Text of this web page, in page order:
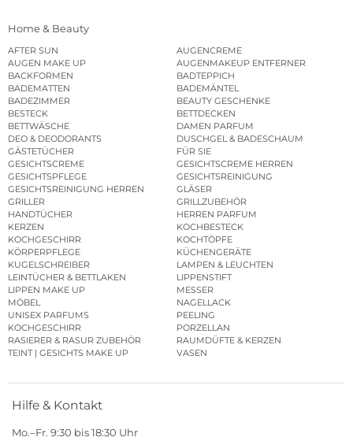
Home & Beauty
AFTER SUN
AUGENCREME
AUGEN MAKE UP
AUGENMAKEUP ENTFERNER
BACKFORMEN
BADTEPPICH
BADEMATTEN
BADEMÄNTEL
BADEZIMMER
BEAUTY GESCHENKE
BESTECK
BETTDECKEN
BETTWÄSCHE
DAMEN PARFUM
DEO & DEODORANTS
DUSCHGEL & BADESCHAUM
GÄSTETÜCHER
FÜR SIE
GESICHTSCREME
GESICHTSCREME HERREN
GESICHTSPFLEGE
GESICHTSREINIGUNG
GESICHTSREINIGUNG HERREN
GLÄSER
GRILLER
GRILLZUBEHÖR
HANDTÜCHER
HERREN PARFUM
KERZEN
KOCHBESTECK
KOCHGESCHIRR
KOCHTÖPFE
KÖRPERPFLEGE
KÜCHENGERÄTE
KUGELSCHREIBER
LAMPEN & LEUCHTEN
LEINTÜCHER & BETTLAKEN
LIPPENSTIFT
LIPPEN MAKE UP
MESSER
MÖBEL
NAGELLACK
UNISEX PARFUMS
PEELING
KOCHGESCHIRR
PORZELLAN
RASIERER & RASUR ZUBEHÖR
RAUMDÜFTE & KERZEN
TEINT | GESICHTS MAKE UP
VASEN
Hilfe & Kontakt
Mo.–Fr. 9:30 bis 18:30 Uhr